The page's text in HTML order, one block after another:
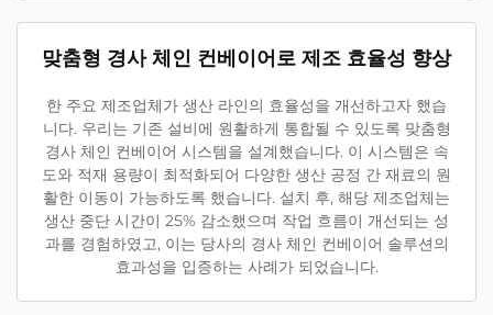
맞춤형 경사 체인 컨베이어로 제조 효율성 향상
한 주요 제조업체가 생산 라인의 효율성을 개선하고자 했습
니다. 우리는 기존 설비에 원활하게 통합될 수 있도록 맞춤형
경사 체인 컨베이어 시스템을 설계했습니다. 이 시스템은 속
도와 적재 용량이 최적화되어 다양한 생산 공정 간 재료의 원
활한 이동이 가능하도록 했습니다. 설치 후, 해당 제조업체는
생산 중단 시간이 25% 감소했으며 작업 흐름이 개선되는 성
과를 경험하였고, 이는 당사의 경사 체인 컨베이어 솔루션의
효과성을 입증하는 사례가 되었습니다.